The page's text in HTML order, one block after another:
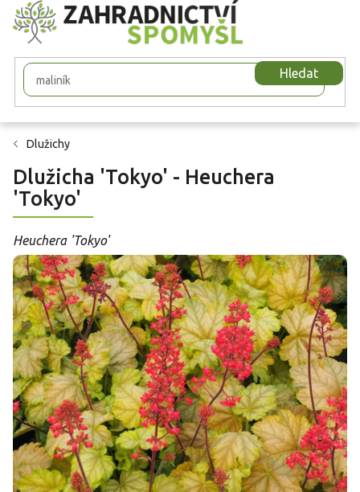
Přejít
na
obsah
Hledat
Dlužichy
Dlužicha 'Tokyo' - Heuchera
'Tokyo'
Heuchera 'Tokyo'